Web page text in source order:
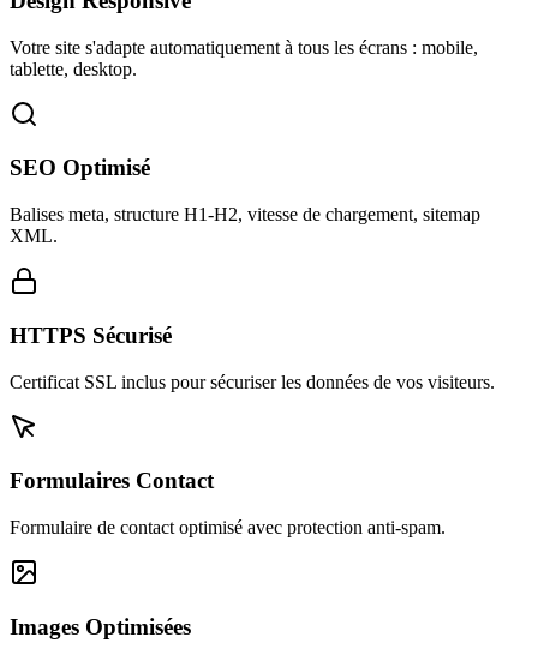
Votre site s'adapte automatiquement à tous les écrans : mobile,
tablette, desktop.
SEO Optimisé
Balises meta, structure H1-H2, vitesse de chargement, sitemap
XML.
HTTPS Sécurisé
Certificat SSL inclus pour sécuriser les données de vos visiteurs.
Formulaires Contact
Formulaire de contact optimisé avec protection anti-spam.
Images Optimisées